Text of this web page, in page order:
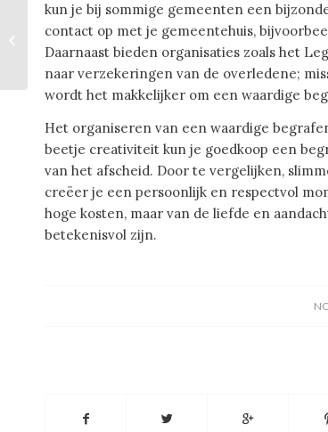
kun je bij sommige gemeenten een
contact op met je gemeentehuis,
Daarnaast bieden organisaties zoals het
naar verzekeringen van de overledene;
wordt het makkelijker om een waardige
Het organiseren van een waardige
beetje creativiteit kun je goedkoop een
van het afscheid. Door te vergelijken,
creëer je een persoonlijk en respectvol
hoge kosten, maar van de liefde en
betekenisvol zijn.
De oogmeting: wat
houdt het in?